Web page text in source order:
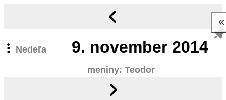
Nedeľa 9. november 2014
meniny: Teodor